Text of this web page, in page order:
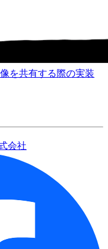
を共有する際の実装
会社